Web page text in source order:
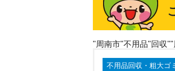
"周南市"不用品"回収
不用品回収・粗大ゴ